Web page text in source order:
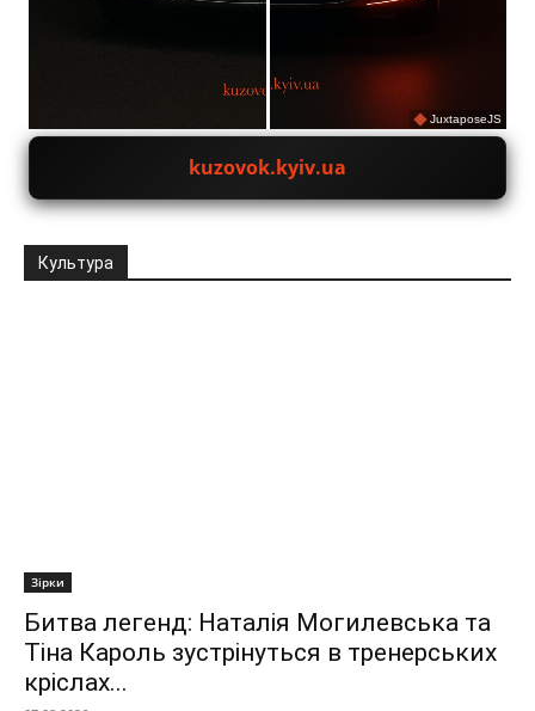
JuxtaposeJS
kuzovok.kyiv.ua
Культура
Зірки
Битва легенд: Наталія Могилевська та
Тіна Кароль зустрінуться в тренерських
кріслах...